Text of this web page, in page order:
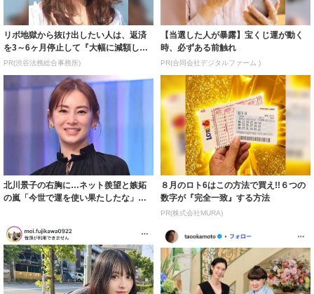
リボ地獄から抜け出したい人は、返済
を3～6ヶ月停止して『大幅に減額して
から返済す...
PR(渋谷法務総合事務所)
【当選した人が暴露】宝くじ運が動く
時、必ずある前触れ
PR(合同会社デジタルファーム )
北川景子の右胸に…ネット羨望と嫉妬
の嵐「今世で運を使い果たしたな」
８月のロト6はこの方法で買え!!６つの
数字が『完全一致』する方法
PR(株式会社MURA)